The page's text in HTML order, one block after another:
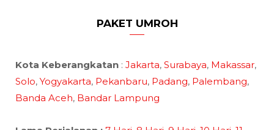
PAKET UMROH
Kota Keberangkatan : Jakarta, Surabaya, Makassar,
Solo, Yogyakarta, Pekanbaru, Padang, Palembang,
Banda Aceh, Bandar Lampung